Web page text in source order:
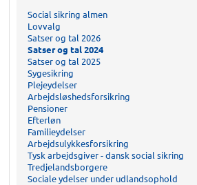
Social sikring almen
Lovvalg
Satser og tal 2026
Satser og tal 2024
Satser og tal 2025
Sygesikring
Plejeydelser
Arbejdsløshedsforsikring
Pensioner
Efterløn
Familieydelser
Arbejdsulykkesforsikring
Tysk arbejdsgiver - dansk social sikring
Tredjelandsborgere
Sociale ydelser under udlandsophold